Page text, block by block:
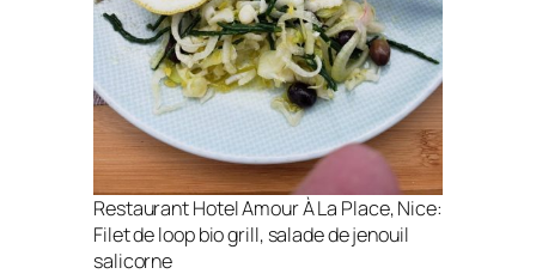
Restaurant Hotel Amour À La Place, Nice:
Filet de loop bio grill, salade de jenouil
salicorne